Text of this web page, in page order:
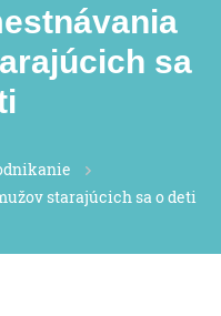
sa
starajúcich sa o deti